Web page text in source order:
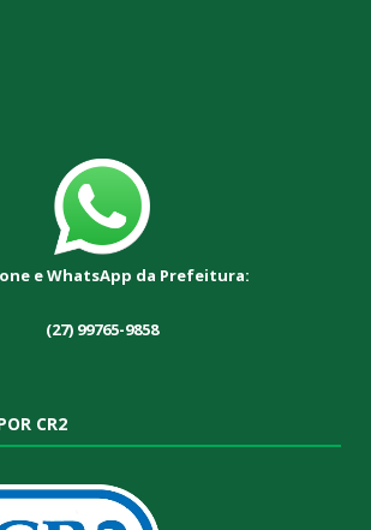
e WhatsApp da Prefeitura:
(27) 99765-9858
CR2